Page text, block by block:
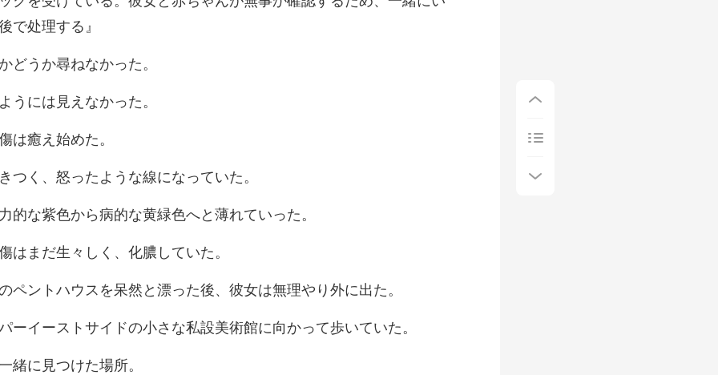
どうか尋
うには見
は癒
つく、怒ったよう
な紫色から病的な黄
はまだ生々し
ハウスを呆然と漂った後
トサイドの小さな私設美術
緒に